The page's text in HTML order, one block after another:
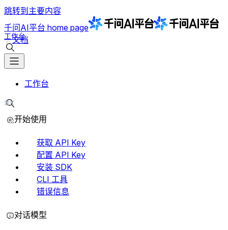
跳转到主要内容
千问AI平台 home page
文档
工作台
工作台
⌘K
开始使用
获取 API Key
配置 API Key
安装 SDK
CLI 工具
错误信息
对话模型